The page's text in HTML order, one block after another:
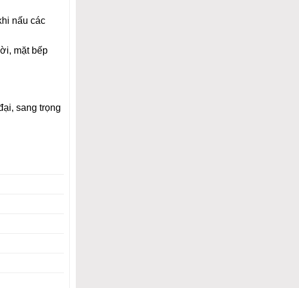
nấu các
mặt bếp
sang trọng